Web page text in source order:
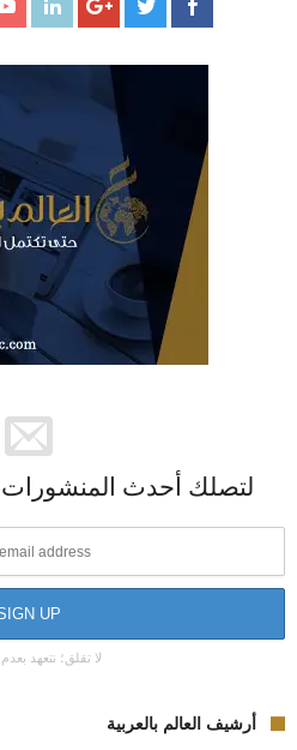
لتصلك أحدث المنشورات
لا تقلق؛ نتعهد بعدم
أرشيف العالم بالعربية